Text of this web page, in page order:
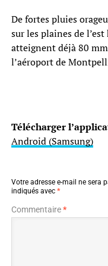
De fortes pluies
sur les plaines de
atteignent déjà 80
l’aéroport de
Télécharger
Android (Samsung)
Votre adresse e-mail ne sera
indiqués avec *
Commentaire*